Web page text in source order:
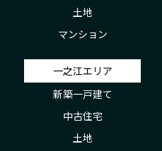
土地
マンション
一之江エリア
新築一戸建て
中古住宅
土地